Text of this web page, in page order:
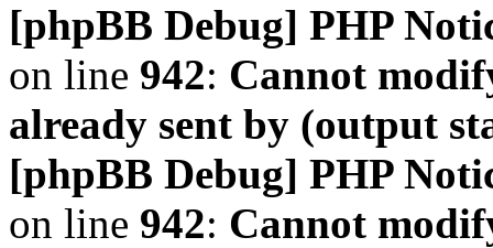
[phpBB Debug] PHP
on line 942: Cannot
already sent by (output
[phpBB Debug] PHP
on line 942: Cannot